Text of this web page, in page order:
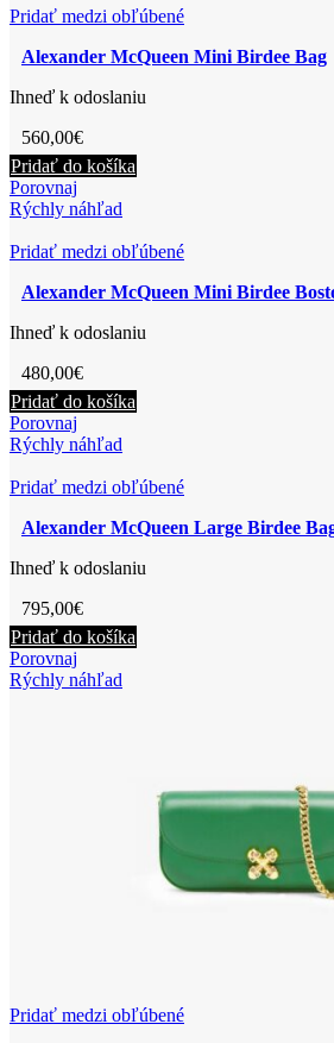
Pridať medzi obľúbené
Alexander McQueen Mini Birdee Bag
Ihneď k odoslaniu
560,00€
Pridať do košíka
Porovnaj
Rýchly náhľad
Pridať medzi obľúbené
Alexander McQueen Mini Birdee
Ihneď k odoslaniu
480,00€
Pridať do košíka
Porovnaj
Rýchly náhľad
Pridať medzi obľúbené
Alexander McQueen Large Birdee
Ihneď k odoslaniu
795,00€
Pridať do košíka
Porovnaj
Rýchly náhľad
Pridať medzi obľúbené